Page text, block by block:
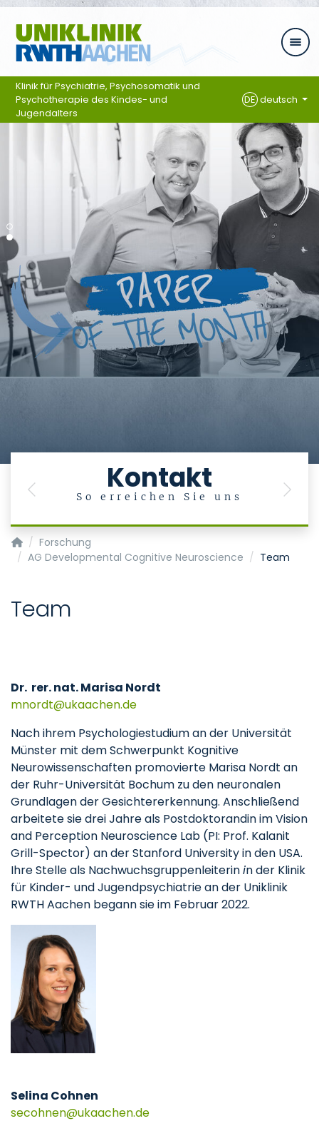
Zum Inhalt springen
Kontakt
So erreichen Sie uns
Previous Next
Klinik für Psychiatrie, Psychosomatik und
Psychotherapie des Kindes- und
Jugendalters
DEdeutsch
Klinik für Psychiatrie, Psychosomatik und Psychotherapie
Forschung
AG Developmental Cognitive Neuroscience
Team
Team
Dr. rer. nat. Marisa Nordt
mnordt
ukaachende
Nach ihrem Psychologiestudium an der Universität
Münster mit dem Schwerpunkt Kognitive
Neurowissenschaften promovierte Marisa Nordt an
der Ruhr-Universität Bochum zu den neuronalen
Grundlagen der Gesichtererkennung. Anschließend
arbeitete sie drei Jahre als Postdoktorandin im Vision
and Perception Neuroscience Lab (PI: Prof. Kalanit
Grill-Spector) an der Stanford University in den USA.
Ihre Stelle als Nachwuchsgruppenleiterinin der Klinik
für Kinder- und Jugendpsychiatrie an der Uniklinik
RWTH Aachen begann sie im Februar 2022.
Selina Cohnen
secohnen
ukaachende